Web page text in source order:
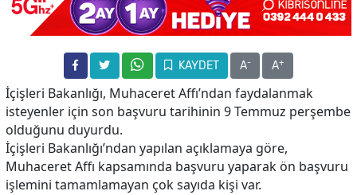
KAYDET A- A+
İçişleri Bakanlığı, Muhaceret Affı’ndan faydalanmak
isteyenler için son başvuru tarihinin 9 Temmuz perşembe
olduğunu duyurdu.
İçişleri Bakanlığı’ndan yapılan açıklamaya göre,
Muhaceret Affı kapsamında başvuru yaparak ön başvuru
işlemini tamamlamayan çok sayıda kişi var.